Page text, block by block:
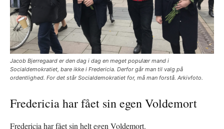
Jacob Bjerregaard er den dag i dag en meget populær mand i
Socialdemokratiet, bare ikke i Fredericia. Derfor går man til valg på
ordentlighed. For det står Socialdemokratiet for, må man forstå. Arkivfoto.
Fredericia har fået sin egen Voldemort
Fredericia har fået sin helt egen Voldemort.